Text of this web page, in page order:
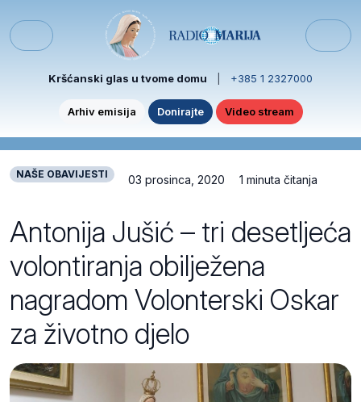
Menu
Kršćanski glas u tvome domu +385 1 2327000
Arhiv emisija Donirajte Video stream
NAŠE OBAVIJESTI 03 prosinca, 2020 1 minuta čitanja
Antonija Jušić – tri desetljeća
volontiranja obilježena
nagradom Volonterski Oskar
za životno djelo